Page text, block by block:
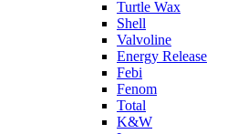
Turtle Wax
Shell
Valvoline
Energy Release
Febi
Fenom
Total
K&W